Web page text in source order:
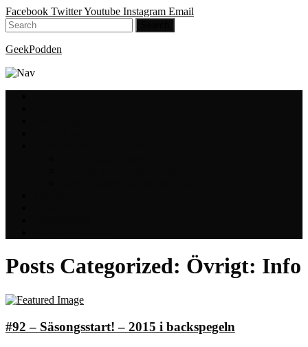
Facebook TwitterYoutube Instagram Email
GeekPodden
Posts Categorized: Övrigt: Info
#92 – Säsongsstart! – 2015 i backspegeln